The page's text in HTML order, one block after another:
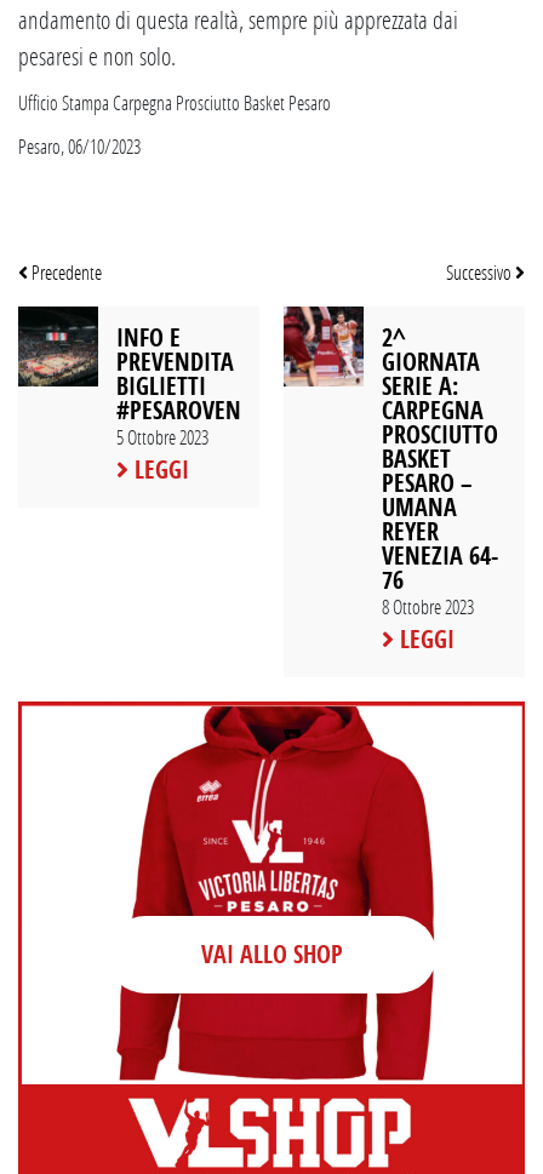
andamento di questa realtà, sempre più apprezzata dai
pesaresi e non solo.
Ufficio Stampa Carpegna Prosciutto Basket Pesaro
Pesaro, 06/10/2023
Precedente
INFO E
PREVENDITA
BIGLIETTI
#PESAROVENEZIA
5 Ottobre 2023
LEGGI
Successivo
2^
GIORNATA
SERIE A:
CARPEGNA
PROSCIUTTO
BASKET
PESARO –
UMANA
REYER
VENEZIA 64-
76
8 Ottobre 2023
LEGGI
VAI ALLO SHOP